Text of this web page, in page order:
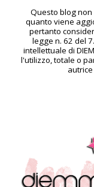
Questo blog
quanto viene
pertanto
legge n. 62 del
intellettuale di
l'utilizzo, totale o